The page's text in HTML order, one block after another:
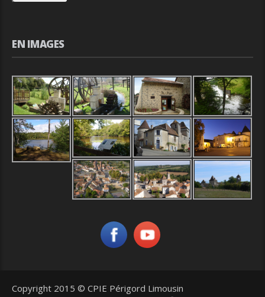
EN IMAGES
Copyright 2015 © CPIE Périgord Limousin